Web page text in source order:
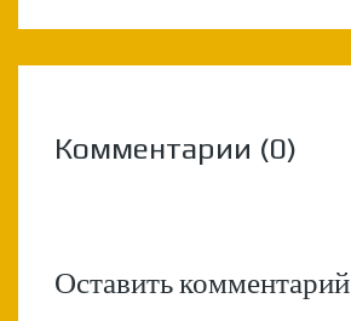
Комментарии (0)
Оставить комментарий